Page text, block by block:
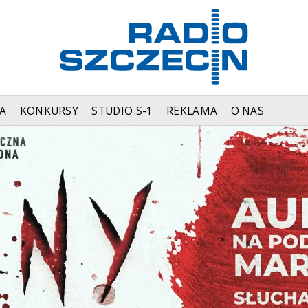
KONKURSY STUDIO S-1 REKLAMA O NAS